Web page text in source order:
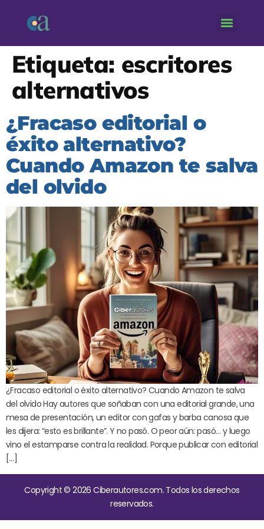
Etiqueta: escritores
alternativos
¿Fracaso editorial o
éxito alternativo?
Cuando Amazon te salva
del olvido
¿Fracaso editorial o éxito alternativo? Cuando Amazon te salva
del olvido Hay autores que soñaban con una editorial grande, una
mesa de presentación, un editor con gafas y barba canosa que
les dijera: “esto es brillante”. Y no pasó. O peor aún: pasó… y luego
vino el estamparse contra la realidad. Porque publicar con editorial
[…]
Copyright © 2026 Ciberautores.com. Todos los derechos
reservados.